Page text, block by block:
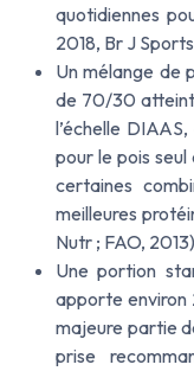
quotidiennes
2018, Br J
Un mélange de
de 70/30 atteint
l’échelle
pour le pois
certaines
meilleures
Nutr ; FAO,
Une portion
apporte environ
majeure partie
prise